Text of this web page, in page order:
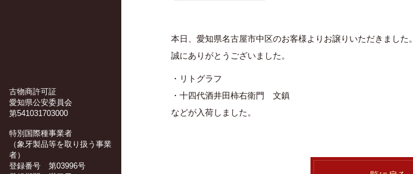
古物商許可証
愛知県公安委員会
第541031703000
特別国際種事業者
（象牙製品等を取り扱う事業
者）
登録番号 第03996号
本日、愛知県名古屋市中区のお客様よりお譲りいただきました。
誠にありがとうございました。
・リトグラフ
・十四代酒井田柿右衛門 文鎮
などが入荷しました。